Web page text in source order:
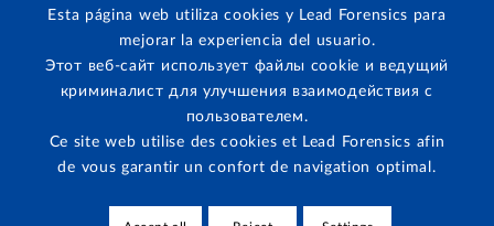
Mentions légales·Protection des données·Protection des
Esta página web utiliza cookies y Lead Forensics para
mejorar la experiencia del usuario.
Этот веб-сайт использует файлы cookie и ведущий
криминалист для улучшения взаимодействия с
пользователем.
Ce site web utilise des cookies et Lead Forensics afin
de vous garantir un confort de navigation optimal.